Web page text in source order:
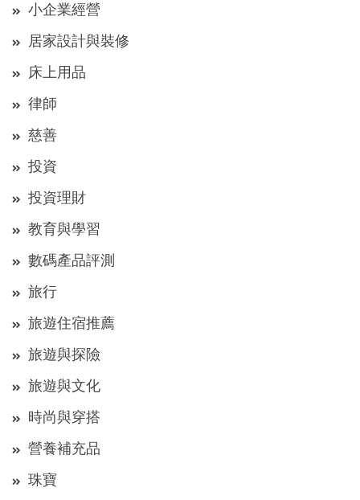
小企業經營
居家設計與裝修
床上用品
律師
慈善
投資
投資理財
教育與學習
數碼產品評測
旅行
旅遊住宿推薦
旅遊與探險
旅遊與文化
時尚與穿搭
營養補充品
珠寶